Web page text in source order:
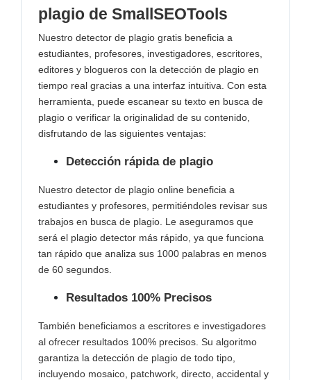
plagio de SmallSEOTools
Nuestro detector de plagio gratis beneficia a
estudiantes, profesores, investigadores, escritores,
editores y blogueros con la detección de plagio en
tiempo real gracias a una interfaz intuitiva. Con esta
herramienta, puede escanear su texto en busca de
plagio o verificar la originalidad de su contenido,
disfrutando de las siguientes ventajas:
Detección rápida de plagio
Nuestro detector de plagio online beneficia a
estudiantes y profesores, permitiéndoles revisar sus
trabajos en busca de plagio. Le aseguramos que
será el plagio detector más rápido, ya que funciona
tan rápido que analiza sus 1000 palabras en menos
de 60 segundos.
Resultados 100% Precisos
También beneficiamos a escritores e investigadores
al ofrecer resultados 100% precisos. Su algoritmo
garantiza la detección de plagio de todo tipo,
incluyendo mosaico, patchwork, directo, accidental y